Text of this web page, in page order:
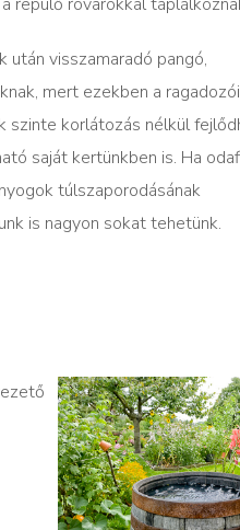
után visszamaradó pangó,
mert ezekben a
szinte korlátozás nélkül
saját kertünkben is. Ha
túlszaporodásának
is nagyon sokat tehetünk.